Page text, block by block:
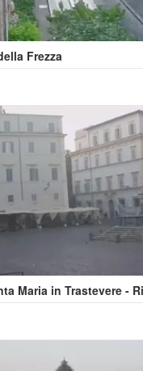
Frezza
Maria in Trastevere -